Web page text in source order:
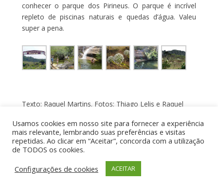
conhecer o parque dos Pirineus. O parque é incrível
repleto de piscinas naturais e quedas d’água. Valeu
super a pena.
Texto: Raquel Martins. Fotos: Thiago Lelis e Raquel
Por aí de Barraca - direitos reservados - Desenvolvido
por UIA WEB
Usamos cookies em nosso site para fornecer a experiência
mais relevante, lembrando suas preferências e visitas
repetidas. Ao clicar em “Aceitar”, concorda com a utilização
de TODOS os cookies.
Configurações de cookies
ACEITAR